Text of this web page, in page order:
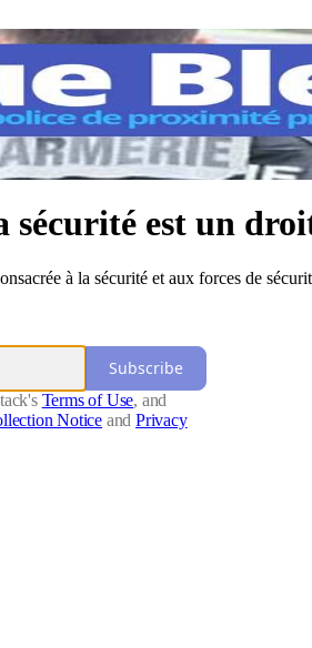
sécurité est un
à la sécurité et aux forces de
Subscribe
Terms of Use, and
Notice and Privacy